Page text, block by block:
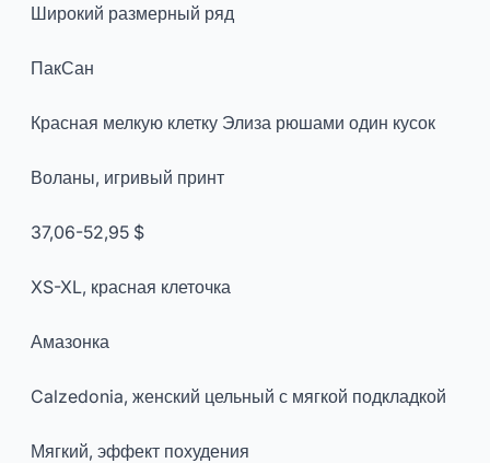
Широкий размерный ряд
ПакСан
Красная мелкую клетку Элиза рюшами один кусок
Воланы, игривый принт
37,06-52,95 $
XS-XL, красная клеточка
Амазонка
Calzedonia, женский цельный с мягкой подкладкой
Мягкий, эффект похудения